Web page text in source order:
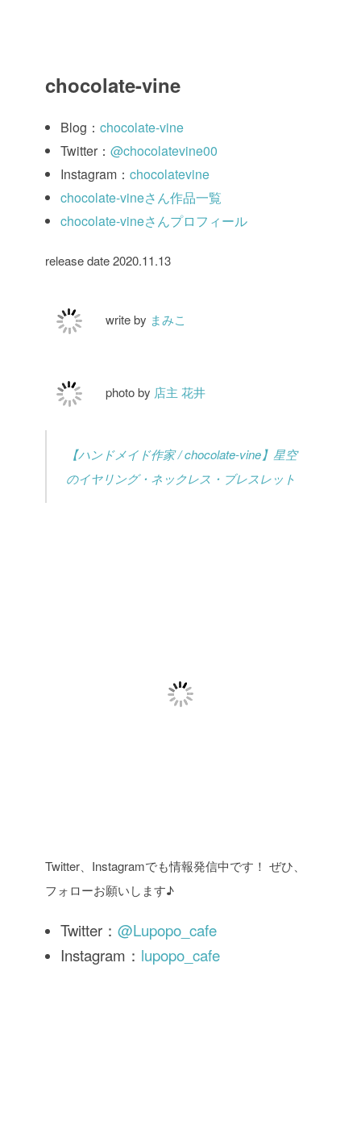
chocolate-vine
Blog： chocolate-vine
Twitter： @chocolatevine00
Instagram： chocolatevine
chocolate-vineさん作品一覧
chocolate-vineさんプロフィール
release date 2020.11.13
write by まみこ
photo by 店主 花井
【ハンドメイド作家 / chocolate-vine】星空
のイヤリング・ネックレス・ブレスレット
Twitter、Instagramでも情報発信中です！ ぜひ、
フォローお願いします♪
Twitter： @Lupopo_cafe
Instagram： lupopo_cafe